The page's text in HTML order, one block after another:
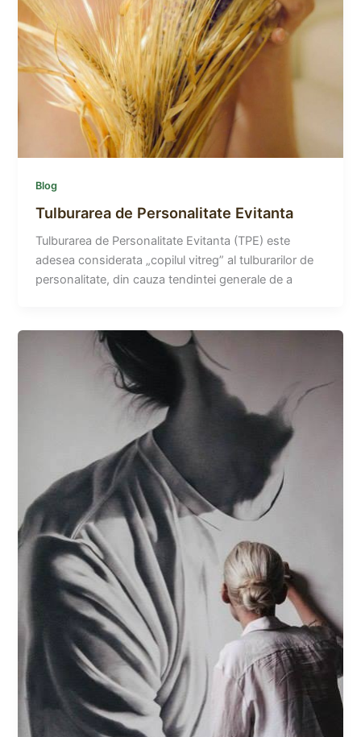
Blog
Tulburarea de Personalitate Evitanta
Tulburarea de Personalitate Evitanta (TPE) este
adesea considerata „copilul vitreg” al tulburarilor de
personalitate, din cauza tendintei generale de a